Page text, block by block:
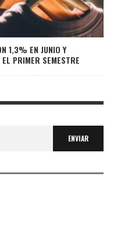
1,3% EN JUNIO Y
PRIMER SEMESTRE